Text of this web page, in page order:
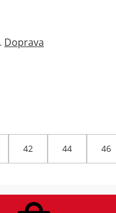
Doprava
42 44 46